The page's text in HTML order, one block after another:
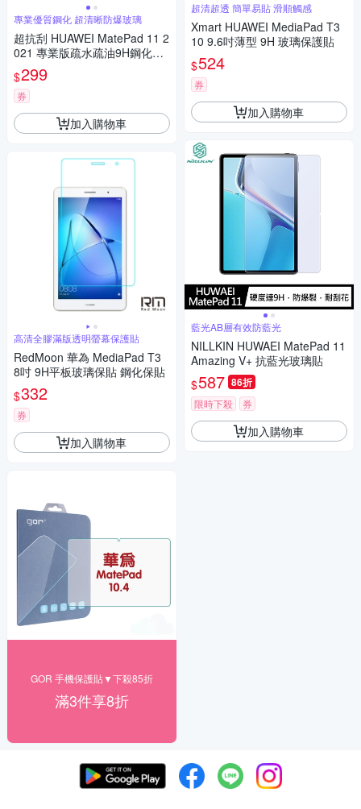
專業優質鋼化 超清晰防爆玻璃
超抗刮 HUAWEI MatePad 11 2
021 專業版疏水疏油9H鋼化玻
璃膜 平板玻璃貼
$299
券
加入購物車
高清全膠滿版透明螢幕保護貼
RedMoon 華為 MediaPad T3
8吋 9H平板玻璃保貼 鋼化保貼
$332
券
加入購物車
GOR 手機保護貼▼下殺85折
滿3件享8折
超清超透 簡單易貼 滑順觸感
Xmart HUAWEI MediaPad T3
10 9.6吋薄型 9H 玻璃保護貼
$524
券
加入購物車
藍光AB層有效防藍光
NILLKIN HUWAEI MatePad 11
Amazing V+ 抗藍光玻璃貼
$587 86折
限時下殺 券
加入購物車